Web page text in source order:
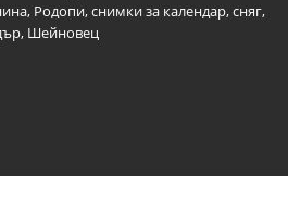
, Родопи,снимки за календар,сняг,
, Шейновец